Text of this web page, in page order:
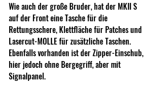
Wie auch der große Bruder, hat der MKII S
auf der Front eine Tasche für die
Rettungsschere, Klettfläche für Patches und
Lasercut-MOLLE für zusätzliche Taschen.
Ebenfalls vorhanden ist der Zipper-Einschub,
hier jedoch ohne Bergegriff, aber mit
Signalpanel.